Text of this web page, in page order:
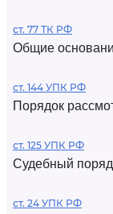
ст. 77 ТК РФ
Общие
ст. 144 УПК РФ
Порядок
ст. 125 УПК РФ
Судебный
ст. 24 УПК РФ